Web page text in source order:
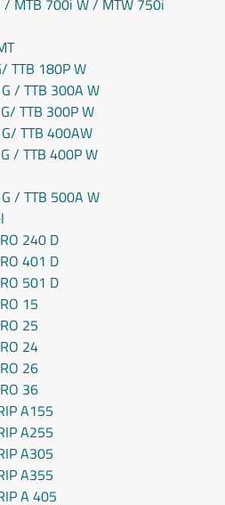
/ MTB 700i W / MTW 750i
TTB 180P W
/ TTB 300A W
TTB 300P W
TTB 400AW
/ TTB 400P W
/ TTB 500A W
240 D
401 D
501 D
15
25
24
26
36
A155
A255
A305
A355
A 405